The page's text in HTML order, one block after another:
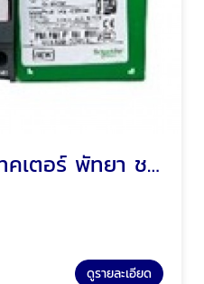
แมกเนติก คอนแทคเตอร์ พัทยา ชลบุรี
ดูรายละเอียด